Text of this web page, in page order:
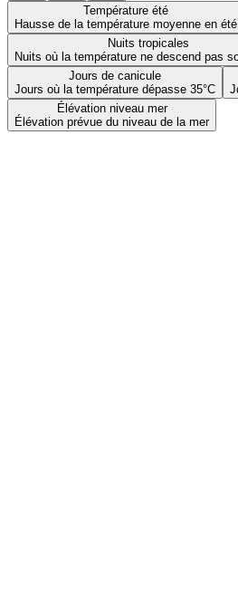
Température été
Hausse de la température moyenne en été
Nuits tropicales
Nuits où la température ne descend pas
Jours de canicule
Jours où la température dépasse 35°C
Élévation niveau mer
Élévation prévue du niveau de la mer